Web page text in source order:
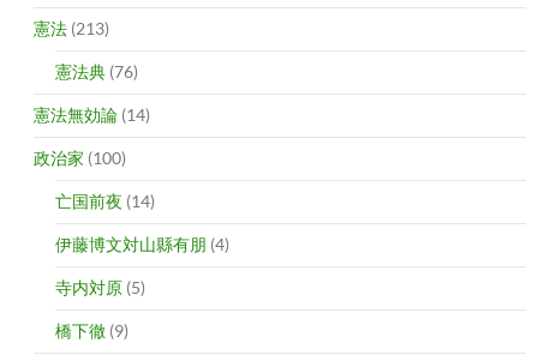
憲法 (213)
憲法典 (76)
憲法無効論 (14)
政治家 (100)
亡国前夜 (14)
伊藤博文対山縣有朋 (4)
寺内対原 (5)
橋下徹 (9)